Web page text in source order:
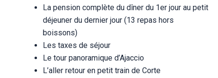
La pension complète du dîner du 1er jour au petit
déjeuner du dernier jour (13 repas hors
boissons)
Les taxes de séjour
Le tour panoramique d’Ajaccio
L’aller retour en petit train de Corte